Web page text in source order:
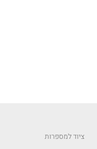
ציוד למספרות